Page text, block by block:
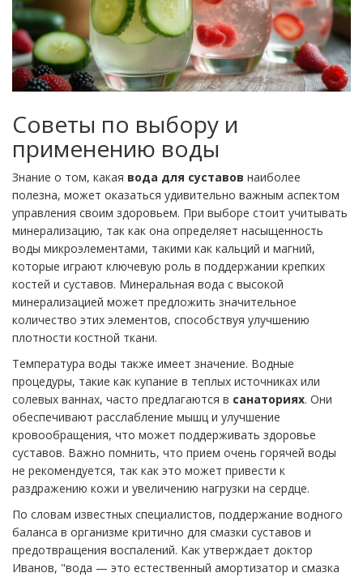
Советы по выбору и
применению воды
Знание о том, какая вода для суставов наиболее
полезна, может оказаться удивительно важным аспектом
управления своим здоровьем. При выборе стоит учитывать
минерализацию, так как она определяет насыщенность
воды микроэлементами, такими как кальций и магний,
которые играют ключевую роль в поддержании крепких
костей и суставов. Минеральная вода с высокой
минерализацией может предложить значительное
количество этих элементов, способствуя улучшению
плотности костной ткани.
Температура воды также имеет значение. Водные
процедуры, такие как купание в теплых источниках или
солевых ваннах, часто предлагаются в санаториях. Они
обеспечивают расслабление мышц и улучшение
кровообращения, что может поддерживать здоровье
суставов. Важно помнить, что прием очень горячей воды
не рекомендуется, так как это может привести к
раздражению кожи и увеличению нагрузки на сердце.
По словам известных специалистов, поддержание водного
баланса в организме критично для смазки суставов и
предотвращения воспалений. Как утверждает доктор
Иванов, "вода — это естественный амортизатор и смазка